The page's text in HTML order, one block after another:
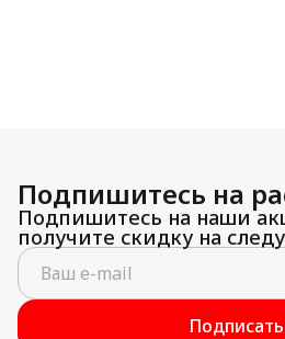
Подпишитесь на
Подпишитесь на наши
получите скидку на